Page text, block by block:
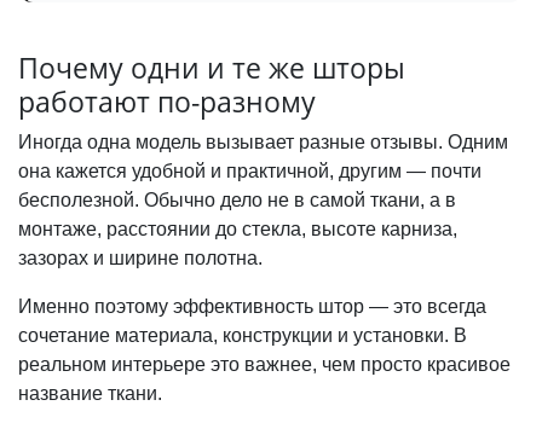
Почему одни и те же шторы
работают по-разному
Иногда одна модель вызывает разные отзывы. Одним
она кажется удобной и практичной, другим — почти
бесполезной. Обычно дело не в самой ткани, а в
монтаже, расстоянии до стекла, высоте карниза,
зазорах и ширине полотна.
Именно поэтому эффективность штор — это всегда
сочетание материала, конструкции и установки. В
реальном интерьере это важнее, чем просто красивое
название ткани.